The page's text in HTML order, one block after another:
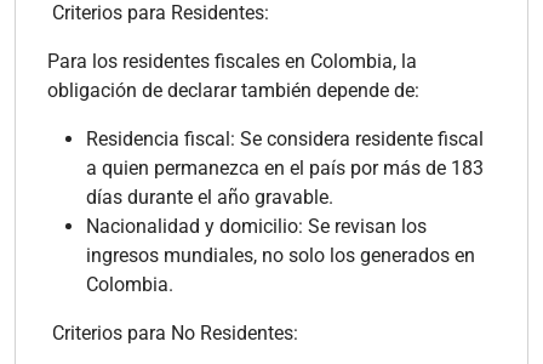
Criterios para Residentes:
Para los residentes fiscales en Colombia, la
obligación de declarar también depende de:
Residencia fiscal: Se considera residente fiscal
a quien permanezca en el país por más de 183
días durante el año gravable.
Nacionalidad y domicilio: Se revisan los
ingresos mundiales, no solo los generados en
Colombia.
Criterios para No Residentes: